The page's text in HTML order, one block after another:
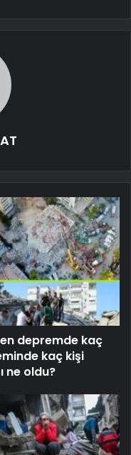
depremde kaç
kaç kişi
ne oldu?